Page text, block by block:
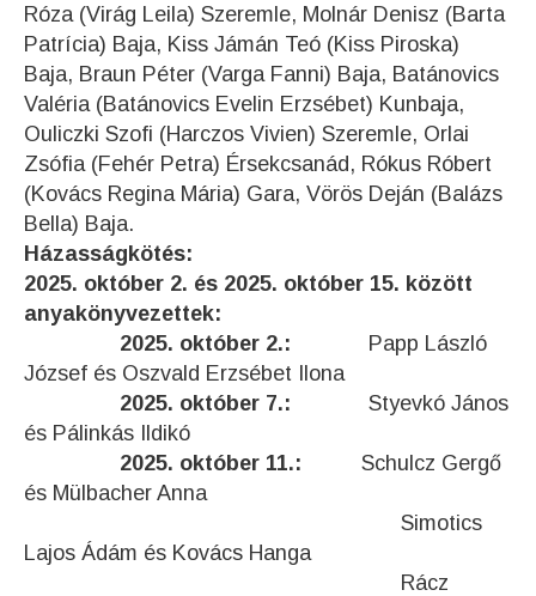
Róza (Virág Leila) Szeremle, Molnár Denisz (Barta
Patrícia) Baja, Kiss Jámán Teó (Kiss Piroska)
Baja, Braun Péter (Varga Fanni) Baja, Batánovics
Valéria (Batánovics Evelin Erzsébet) Kunbaja,
Ouliczki Szofi (Harczos Vivien) Szeremle, Orlai
Zsófia (Fehér Petra) Érsekcsanád, Rókus Róbert
(Kovács Regina Mária) Gara, Vörös Deján (Balázs
Bella) Baja.
Házasságkötés:
2025. október 2. és 2025. október 15. között
anyakönyvezettek:
2025. október 2.: Papp László
József és Oszvald Erzsébet Ilona
2025. október 7.: Styevkó János
és Pálinkás Ildikó
2025. október 11.: Schulcz Gergő
és Mülbacher Anna
Simotics
Lajos Ádám és Kovács Hanga
Rácz